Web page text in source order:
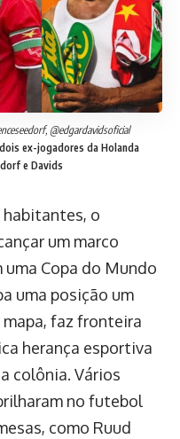
@edgardavidsoficial
ex-jogadores da Holanda
e Davids
habitantes, o
um marco
Copa do Mundo
uma posição um
faz fronteira
herança esportiva
colônia. Vários
no futebol
como Ruud